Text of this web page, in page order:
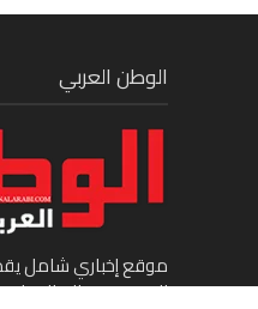
الوطن العربي
موقع إخباري شامل
الجديد في عالم